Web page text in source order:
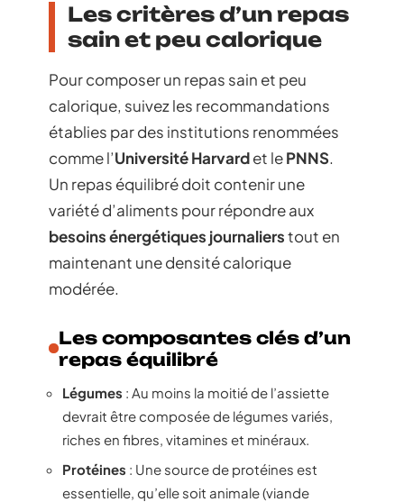
Les critères d’un repas
sain et peu calorique
Pour composer un repas sain et peu
calorique, suivez les recommandations
établies par des institutions renommées
comme l’Université Harvardet lePNNS.
Un repas équilibré doit contenir une
variété d’aliments pour répondre aux
besoins énergétiques journalierstout en
maintenant une densité calorique
modérée.
Les composantes clés d’un
repas équilibré
Légumes : Au moins la moitié de l’assiette
devrait être composée de légumes variés,
riches en fibres, vitamines et minéraux.
Protéines : Une source de protéines est
essentielle, qu’elle soit animale (viande